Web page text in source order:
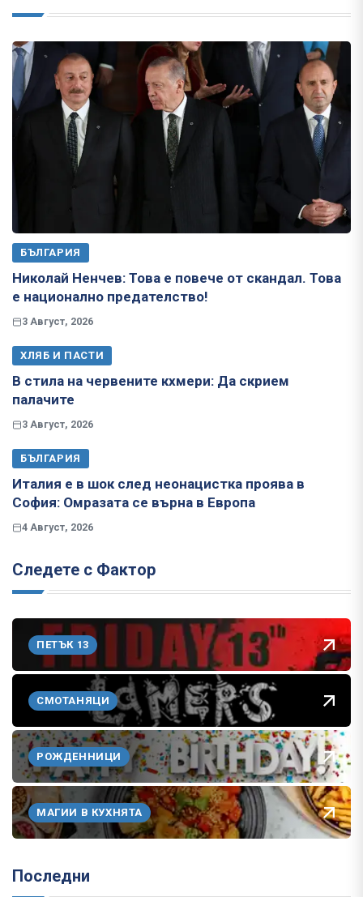
БЪЛГАРИЯ
Николай Ненчев: Това е повече от скандал. Това
е национално предателство!
3 Август, 2026
ХЛЯБ И ПАСТИ
В стила на червените кхмери: Да скрием
палачите
3 Август, 2026
БЪЛГАРИЯ
Италия е в шок след неонацистка проява в
София: Омразата се върна в Европа
4 Август, 2026
Следете с Фактор
ПЕТЪК 13
СМОТАНЯЦИ
РОЖДЕННИЦИ
МАГИИ В КУХНЯТА
Последни